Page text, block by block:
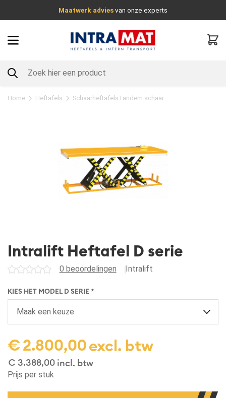
Maatwerk adviesvan onze experts
Home Heftafels SchaarheftafelsTandem schaar
Intralift Heftafel D serie
0 beoordelingen Intralift
KIES HET MODEL D SERIE *
€ 2.800,00 excl. btw
€ 3.388,00 incl. btw
Prijs per stuk